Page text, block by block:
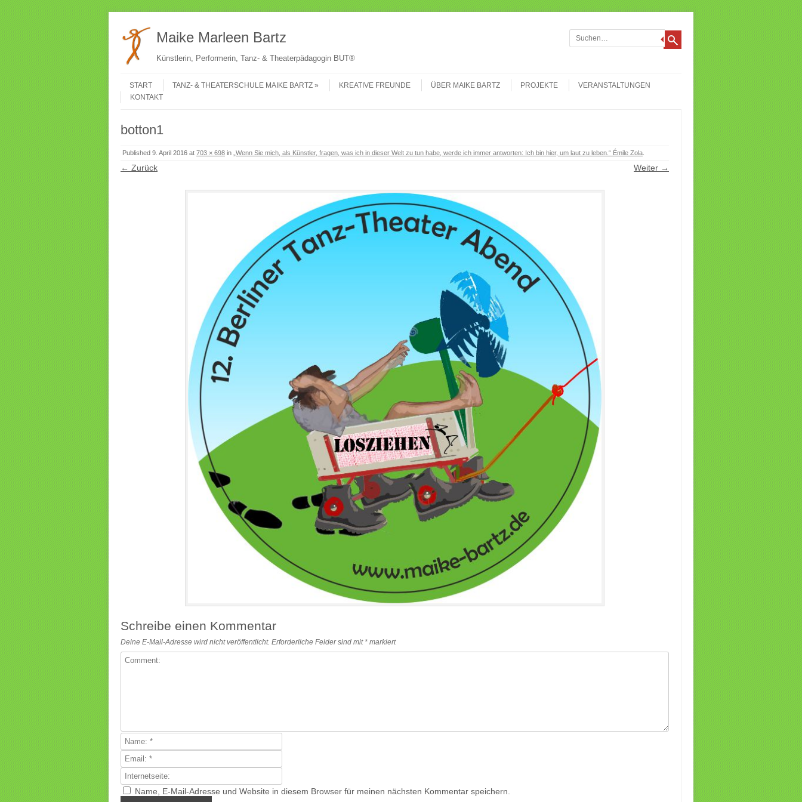
Maike Marleen Bartz
Künstlerin, Performerin, Tanz- & Theaterpädagogin BUT®
Menü
START
TANZ- & THEATERSCHULE MAIKE BARTZ KREATIVE FREUNDE ÜBER MAIKE BARTZ PROJEKTE
VERANSTALTUNGEN
KONTAKT
botton1
Published 9. April 2016 at 703 × 698 in „Wenn Sie mich, als Künstler, fragen, was ich in dieser Welt zu tun habe, werde ich immer antworten: Ich bin hier, um laut zu leben.“ Émile Zola
← Zurück Weiter →
Schreibe einen Kommentar
Deine E-Mail-Adresse wird nicht veröffentlicht. Erforderliche Felder sind mit * markiert
Name, E-Mail-Adresse und Website in diesem Browser für meinen nächsten Kommentar speichern.